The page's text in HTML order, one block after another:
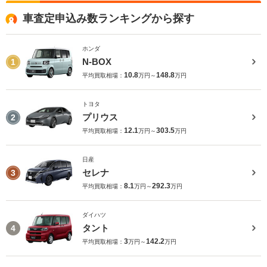
車査定申込み数ランキングから探す
1
ホンダ
N-BOX
平均買取相場： 10.8万円～148.8万円
2
トヨタ
プリウス
平均買取相場： 12.1万円～303.5万円
3
日産
セレナ
平均買取相場： 8.1万円～292.3万円
4
ダイハツ
タント
平均買取相場： 3万円～142.2万円